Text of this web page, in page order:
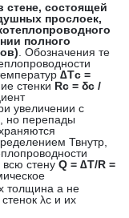
стене, состоящей
прослоек,
полного
. Обозначения те
∆Тc =
стенки Rc = δc /
увеличении с
но перепады
Твнутр,
всю стену Q = ∆T/R =
толщина а не
λc и их